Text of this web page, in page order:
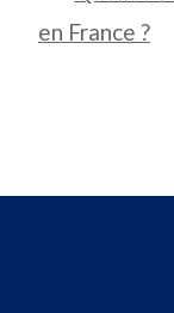
en France ?